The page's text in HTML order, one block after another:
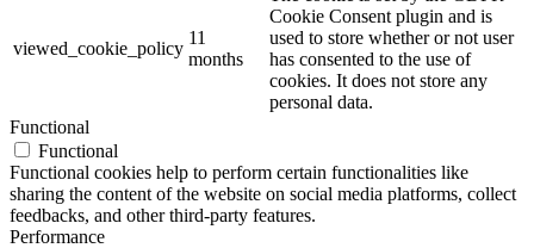
viewed_cookie_policy
11
months
Cookie Consent plugin and is
used to store whether or not user
has consented to the use of
cookies. It does not store any
personal data.
Functional
Functional
Functional cookies help to perform certain functionalities like
sharing the content of the website on social media platforms, collect
feedbacks, and other third-party features.
Performance